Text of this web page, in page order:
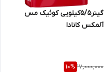
گینر۵/۵کیلویی کوئیک مس
آلمکس کانادا
17,000,000
10%